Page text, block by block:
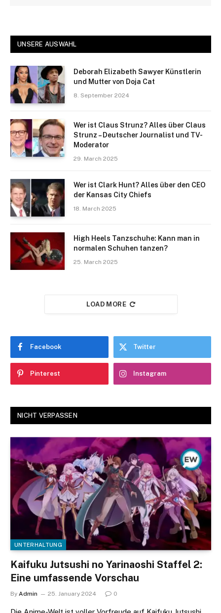
UNSERE AUSWAHL
Deborah Elizabeth Sawyer Künstlerin
und Mutter von Doja Cat
8. September 2024
Wer ist Claus Strunz? Alles über Claus
Strunz – Deutscher Journalist und TV-
Moderator
29. March 2025
Wer ist Clark Hunt? Alles über den CEO
der Kansas City Chiefs
18. March 2025
High Heels Tanzschuhe: Kann man in
normalen Schuhen tanzen?
25. March 2025
LOAD MORE
Facebook Twitter
Pinterest Instagram
NICHT VERPASSEN
UNTERHALTUNG
Kaifuku Jutsushi no Yarinaoshi Staffel 2:
Eine umfassende Vorschau
By Admin 25. January 2024 0